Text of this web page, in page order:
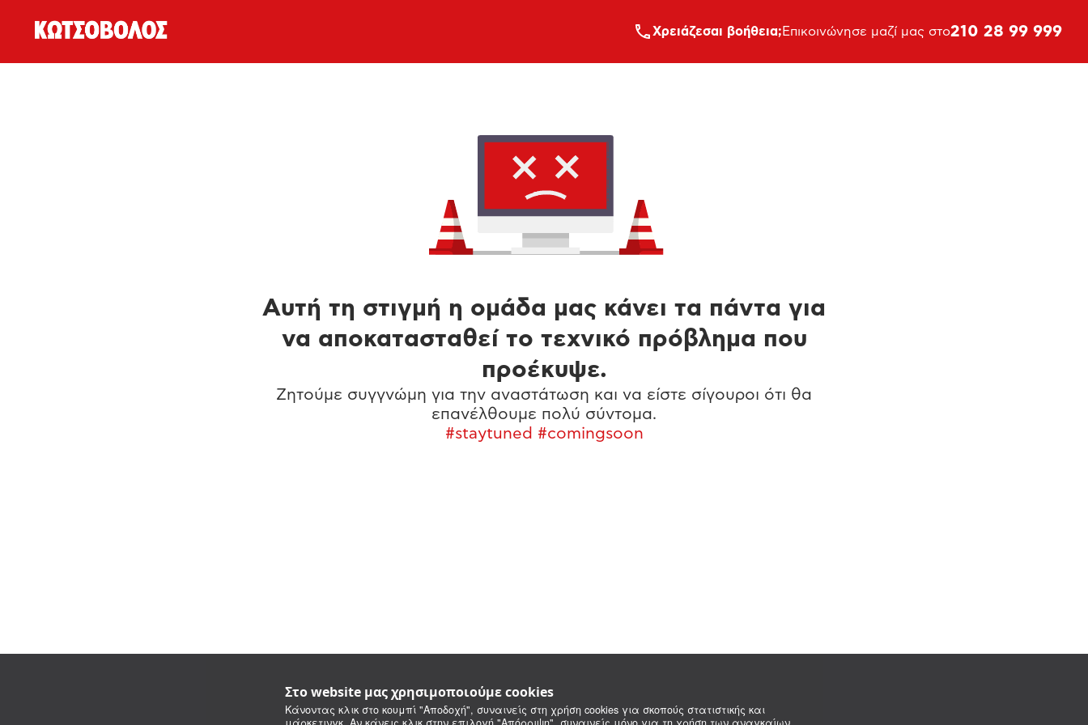
Στο website μας χρησιμοποιούμε cookies
Κάνοντας κλικ στο κουμπί "Αποδοχή", συναινείς στη χρήση cookies για σκοπούς στατιστικής και
Xρειάζεσαι βοήθεια; Επικοινώνησε μαζί μας στο210 28 99 999
Αυτή τη στιγμή η ομάδα μας κάνει τα πάντα για
να αποκατασταθεί το τεχνικό πρόβλημα που
προέκυψε.
Ζητούμε συγγνώμη για την αναστάτωση και να είστε σίγουροι ότι θα
επανέλθουμε πολύ σύντομα.
#staytuned #comingsoon